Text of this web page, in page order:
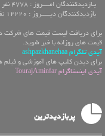
بـازدیدکنندگان امــــروز : 4778 نفر
بازدیدکنندگان دیـــــروز : 12220 نفر
برای دریافت لیست قیمت های شرکت
قیمت های روزانه با خبر شوید.
آیدی تلگرام ashpazkhanehaa
برای دیدن کلیپ های آموزشی و فیلم
آیدی اینستاگرام TourajAminfar
پربازدیدترین